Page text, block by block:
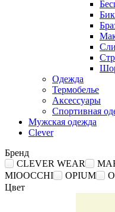
Одежда
Термобелье
Аксессуары
Спортивная
Мужская одежда
Clever
Бренд
CLEVER WEAR
MIOOCCHI
OPIUM
Цвет